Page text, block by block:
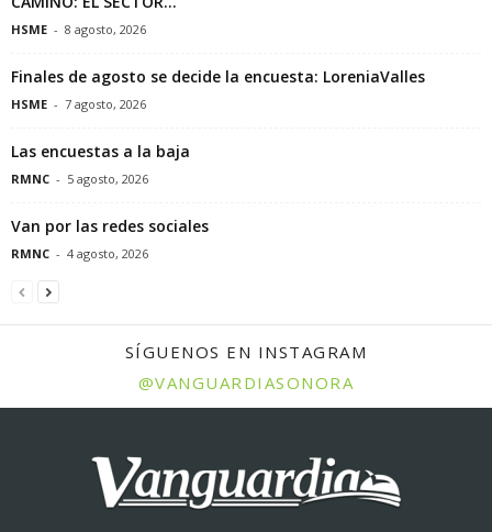
HSME - 8 agosto, 2026
Finales de agosto se decide la encuesta: LoreniaValles
HSME - 7 agosto, 2026
Las encuestas a la baja
RMNC - 5 agosto, 2026
Van por las redes sociales
RMNC - 4 agosto, 2026
SÍGUENOS EN INSTAGRAM
@VANGUARDIASONORA